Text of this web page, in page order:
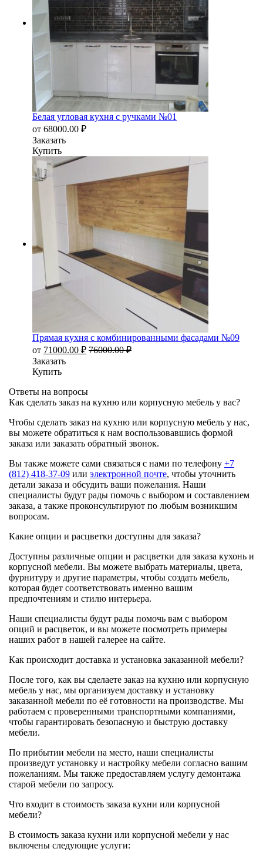
Белая угловая кухня с ручками №01
от 68000.00 ₽
Заказать
Купить
Прямая кухня с комбинированными фасадами №09
от 71000.00 ₽ 76000.00₽
Заказать
Купить
Ответы на вопросы
Как сделать заказ на кухню или корпусную мебель у вас?
Чтобы сделать заказ на кухню или корпусную мебель у нас,
вы можете обратиться к нам воспользовавшись формой
заказа или заказать обратный звонок.
Вы также можете сами связаться с нами по телефону +7
(812) 418-37-09 или электронной почте, чтобы уточнить
детали заказа и обсудить ваши пожелания. Наши
специалисты будут рады помочь с выбором и составлением
заказа, а также проконсультируют по любым возникшим
вопросам.
Какие опции и расцветки доступны для заказа?
Доступны различные опции и расцветки для заказа кухонь и
корпусной мебели. Вы можете выбрать материалы, цвета,
фурнитуру и другие параметры, чтобы создать мебель,
которая будет соответствовать именно вашим
предпочтениям и стилю интерьера.
Наши специалисты будут рады помочь вам с выбором
опций и расцветок, и вы можете посмотреть примеры
наших работ в нашей галерее на сайте.
Как происходит доставка и установка заказанной мебели?
После того, как вы сделаете заказ на кухню или корпусную
мебель у нас, мы организуем доставку и установку
заказанной мебели по её готовности на производстве. Мы
работаем с проверенными транспортными компаниями,
чтобы гарантировать безопасную и быструю доставку
мебели.
По прибытии мебели на место, наши специалисты
произведут установку и настройку мебели согласно вашим
пожеланиям. Мы также предоставляем услугу демонтажа
старой мебели по запросу.
Что входит в стоимость заказа кухни или корпусной
мебели?
В стоимость заказа кухни или корпусной мебели у нас
включены следующие услуги: